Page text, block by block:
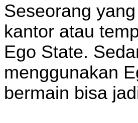
Seseorang
kantor atau
Ego State.
menggunakan
bermain bisa